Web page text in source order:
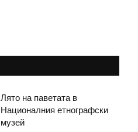
Лято на паветата в
Националния етнографски
музей